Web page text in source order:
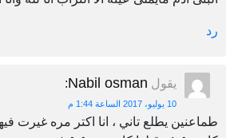
رد
يقول Nabil osman
:
10 يوليو، 2017 الساعة 1:44 م
طماعنين يطلع تاني ، انا اكتر مره غيرت